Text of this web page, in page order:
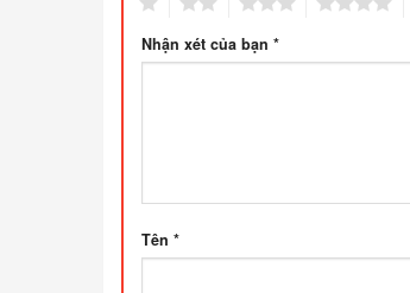
Nhận xét của bạn *
Tên *